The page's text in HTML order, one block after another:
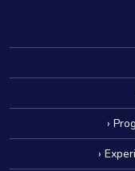
›
›